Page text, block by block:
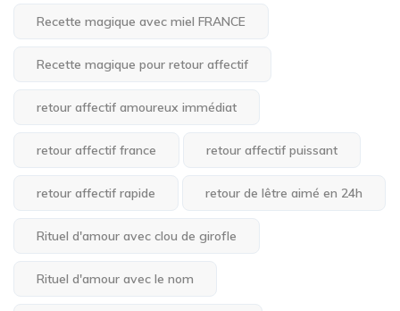
Recette magique avec miel FRANCE
Recette magique pour retour affectif
retour affectif amoureux immédiat
retour affectif france retour affectif puissant
retour affectif rapide retour de lêtre aimé en 24h
Rituel d'amour avec clou de girofle
Rituel d'amour avec le nom